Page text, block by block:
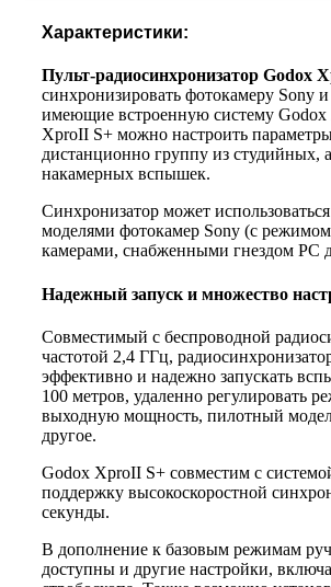
Характеристики:
Пульт-радиосинхронизатор Godox
синхронизировать фотокамеру Sony
имеющие встроенную систему
XproII S+ можно настроить
дистанционно группу из студийных,
накамерных вспышек.
Синхронизатор может
моделями фотокамер Sony (с
камерами, снабженными гнездом PC
Надежный запуск и множество
Совместимый с беспроводной
частотой 2,4 ГГц,
эффективно и надежно запускать
100 метров, удаленно регулировать
выходную мощность, пилотный
другое.
Godox XproII S+ совместим с
поддержку высокоскоростной
секунды.
В дополнение к базовым режимам
доступны и другие настройки,